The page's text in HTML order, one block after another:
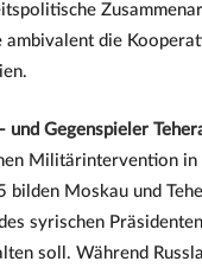
die
und Gegenspieler
Militärintervention in
bilden Moskau und
syrischen
soll. Während